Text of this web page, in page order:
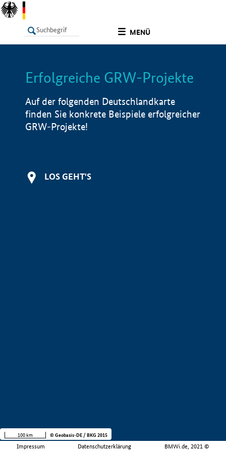
MENÜ
LISTE Info
Erfolgreiche GRW-Projekte
Auf der folgenden Deutschlandkarte
finden Sie konkrete Beispiele erfolgreicher
GRW-Projekte!
LOS GEHT'S
Impressum Datenschutzerklärung BMWi.de, 2021 ©
100 km © Geobasis-DE / BKG 2015